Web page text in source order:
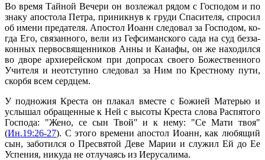
Во вре­мя Тай­ной Ве­че­ри он воз­ле­жал ря­дом с Гос­по­дом и по
зна­ку апо­сто­ла Пет­ра, при­ник­нув к гру­ди Спа­си­те­ля, спро­сил
об име­ни пре­да­те­ля. Апо­стол Иоанн сле­до­вал за Гос­по­дом, ко­
гда Его, свя­зан­но­го, ве­ли из Геф­си­ман­ско­го са­да на суд без­за­
кон­ных пер­во­свя­щен­ни­ков Ан­ны и Ка­иа­фы, он же на­хо­дил­ся
во дво­ре ар­хи­ерей­ском при до­про­сах сво­е­го Бо­же­ствен­но­го
Учи­те­ля и неот­ступ­но сле­до­вал за Ним по Крест­но­му пу­ти,
скор­бя всем серд­цем.
У под­но­жия Кре­ста он пла­кал вме­сте с Бо­жи­ей Ма­те­рью и
услы­шал об­ра­щен­ные к Ней с вы­со­ты Кре­ста сло­ва Рас­пя­то­го
Гос­по­да: "Же­но, се сын Твой" и к нему: "Се Ма­ти твоя"
(Ин.19:26-27). С это­го вре­ме­ни апо­стол Иоанн, как лю­бя­щий
сын, за­бо­тил­ся о Пре­свя­той Де­ве Ма­рии и слу­жил Ей до Ее
Успе­ния, ни­ку­да не от­лу­ча­ясь из Иеру­са­ли­ма.